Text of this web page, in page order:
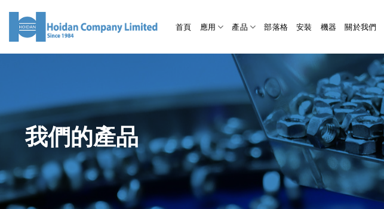
首頁 應用 產品 部落格 安裝 機器 關於我們
我們的產品